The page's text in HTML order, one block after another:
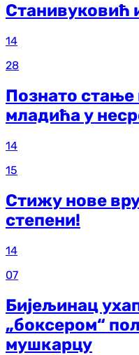
Станивуковић
14
28
Познато стање
младића у
14
15
Стижу нове
степени!
14
07
Бијељинац
„боксером“
мушкарцу